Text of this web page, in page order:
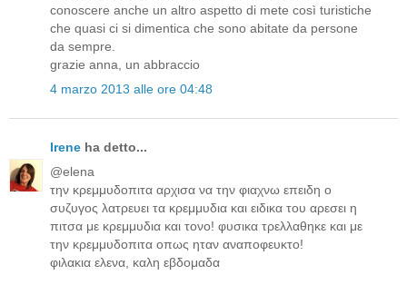
conoscere anche un altro aspetto di mete così turistiche
che quasi ci si dimentica che sono abitate da persone
da sempre.
grazie anna, un abbraccio
4 marzo 2013 alle ore 04:48
Irene ha detto...
@elena
την κρεμμυδοπιτα αρχισα να την φιαχνω επειδη ο
συζυγος λατρευει τα κρεμμυδια και ειδικα του αρεσει η
πιτσα με κρεμμυδια και τονο! φυσικα τρελλαθηκε και με
την κρεμμυδοπιτα οπως ηταν αναποφευκτο!
φιλακια ελενα, καλη εβδομαδα